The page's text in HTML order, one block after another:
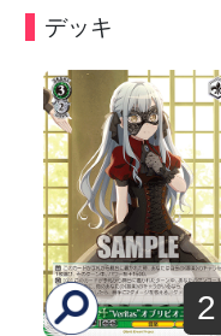
デッキ
2